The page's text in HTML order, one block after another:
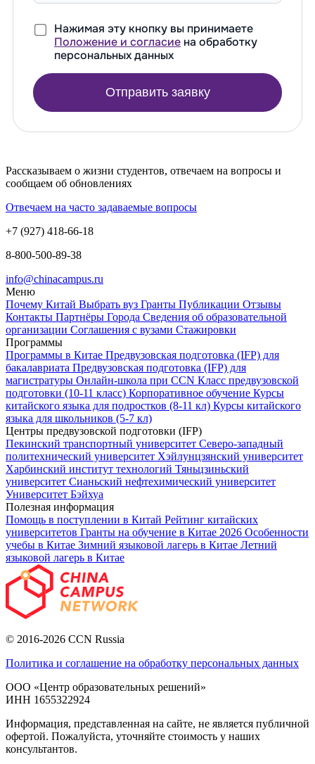
Нажимая эту кнопку вы принимаете
Положение и согласие на обработку
персональных данных
Отправить заявку
Рассказываем о жизни студентов, отвечаем на вопросы и
сообщаем об обновлениях
Отвечаем на часто задаваемые вопросы
+7 (927) 418-66-18
8-800-500-89-38
info@chinacampus.ru
Меню
Почему Китай Выбрать вуз Гранты Публикации Отзывы
Контакты Партнёры Города Сведения об образовательной
организации Соглашения с вузами Стажировки
Программы
Программы в Китае Предвузовская подготовка (IFP) для
бакалавриата Предвузовская подготовка (IFP) для
магистратуры Онлайн-школа при CCN Класс предвузовской
подготовки (10-11 класс) Корпоративное обучение Курсы
китайского языка для подростков (8-11 кл) Курсы китайского
языка для школьников (5-7 кл)
Центры предвузовской подготовки (IFP)
Пекинский транспортный университет Северо-западный
политехнический университет Хэйлунцзянский университет
Харбинский институт технологий Тяньцзиньский
университет Сианьский нефтехимический университет
Университет Бэйхуа
Полезная информация
Помощь в поступлении в Китай Рейтинг китайских
университетов Гранты на обучение в Китае 2026 Особенности
учебы в Китае Зимний языковой лагерь в Китае Летний
языковой лагерь в Китае
© 2016-2026 CCN Russia
Политика и соглашение на обработку персональных данных
ООО «Центр образовательных решений»
ИНН 1655322924
Информация, представленная на сайте, не является публичной
офертой. Пожалуйста, уточняйте стоимость у наших
консультантов.